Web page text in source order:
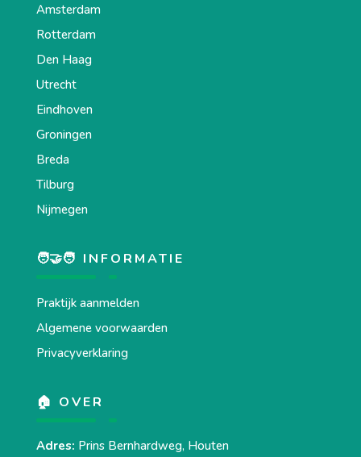
Amsterdam
Rotterdam
Den Haag
Utrecht
Eindhoven
Groningen
Breda
Tilburg
Nijmegen
🧑‍🤝‍🧑 INFORMATIE
Praktijk aanmelden
Algemene voorwaarden
Privacyverklaring
🏠 OVER
Adres: Prins Bernhardweg, Houten